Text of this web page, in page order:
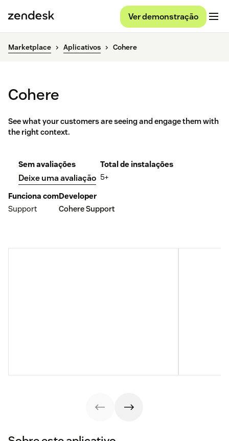
Ver demonstração
Marketplace Aplicativos Cohere
Cohere
See what your customers are seeing and engage them with
the right context.
Sem avaliações
Deixe uma avaliação
Total de instalações
5+
Funciona com
Support
Developer
Cohere Support